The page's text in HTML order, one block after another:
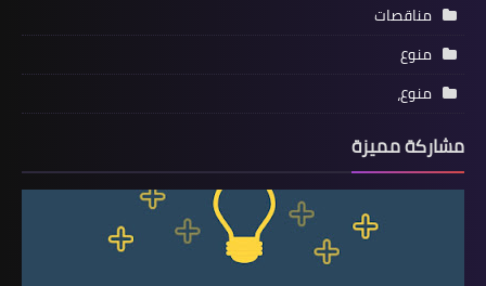
مناقصات
منوع
منوع،
مشاركة مميزة